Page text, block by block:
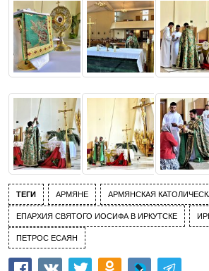
ТЕГИ АРМЯНЕ АРМЯНСКАЯ
ЕПАРХИЯ СВЯТОГО ИОСИФА В ИРКУТСКЕ
ПЕТРОС ЕСАЯН